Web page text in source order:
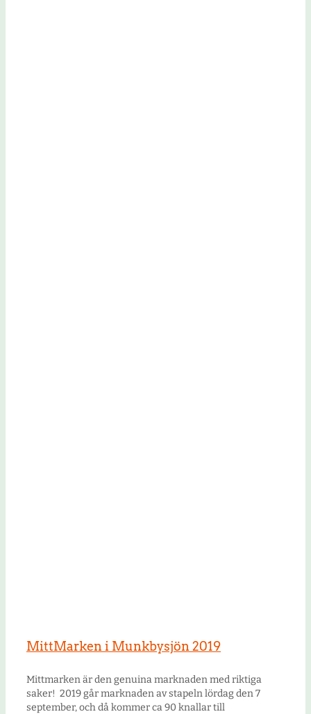
MittMarken i Munkbysjön 2019
Mittmarken är den genuina marknaden med riktiga
saker! 2019 går marknaden av stapeln lördag den 7
september, och då kommer ca 90 knallar till